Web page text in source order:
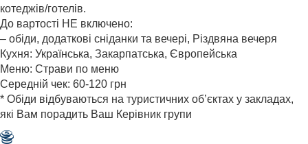
котеджів/готелів.
До вартості НЕ включено:
– обіди, додаткові сніданки та вечері, Різдвяна вечеря
Кухня: Українська, Закарпатська, Європейська
Меню: Страви по меню
Середній чек: 60-120 грн
* Обіди відбуваються на туристичних об’єктах у закладах,
які Вам порадить Ваш Керівник групи